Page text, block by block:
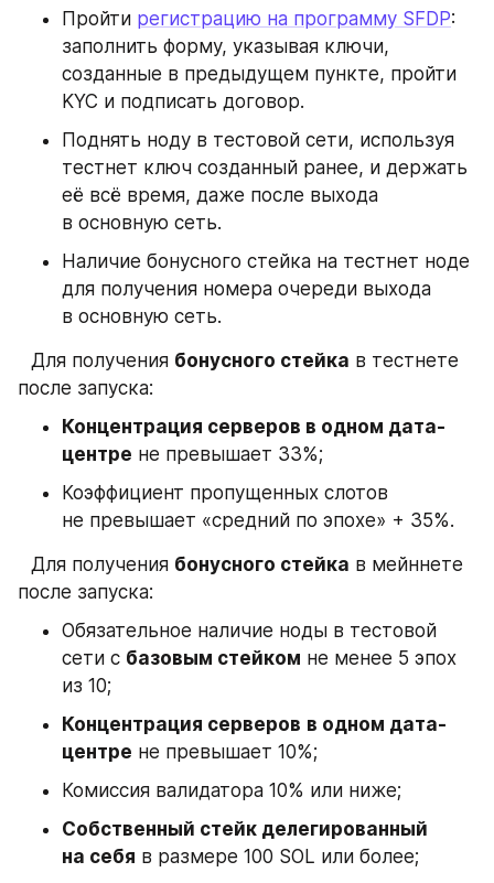
Пройти регистрацию на программу SFDP:
заполнить форму, указывая ключи,
созданные в предыдущем пункте, пройти
KYC и подписать договор.
Поднять ноду в тестовой сети, используя
тестнет ключ созданный ранее, и держать
её всё время, даже после выхода
в основную сеть.
Наличие бонусного стейка на тестнет ноде
для получения номера очереди выхода
в основную сеть.
Для получения бонусного стейка в тестнете
после запуска:
Концентрация серверов в одном дата-
центре не превышает 33%;
Коэффициент пропущенных слотов
не превышает «средний по эпохе» + 35%.
Для получения бонусного стейка в мейннете
после запуска:
Обязательное наличие ноды в тестовой
сети c базовым стейком не менее 5 эпох
из 10;
Концентрация серверов в одном дата-
центре не превышает 10%;
Комиссия валидатора 10% или ниже;
Собственный стейк делегированный
на себя в размере 100 SOL или более;